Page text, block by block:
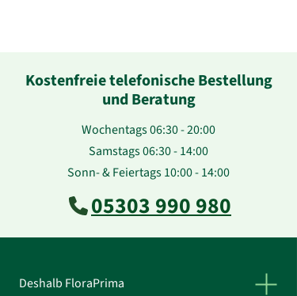
Kostenfreie telefonische Bestellung
und Beratung
Wochentags 06:30 - 20:00
Samstags 06:30 - 14:00
Sonn- & Feiertags 10:00 - 14:00
05303 990 980
Deshalb FloraPrima